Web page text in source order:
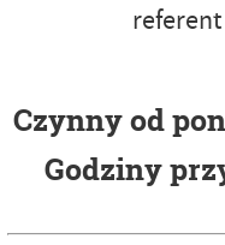
Czynny od
Godziny